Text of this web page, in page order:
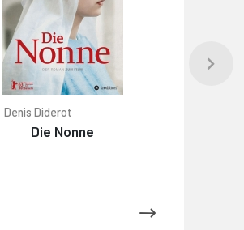
Denis Diderot
Die Nonne